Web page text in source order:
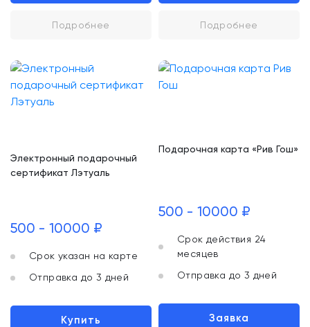
Подробнее Подробнее
Электронный подарочный
сертификат Лэтуаль
500 - 10000 ₽
Срок указан на карте
Отправка до 3 дней
Купить
Подарочная карта «Рив Гош»
500 - 10000 ₽
Срок действия 24
месяцев
Отправка до 3 дней
Заявка